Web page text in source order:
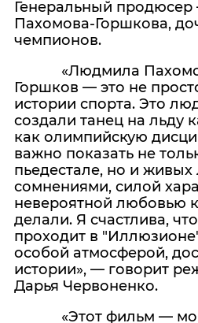
Генеральный
Пахомова-Горшкова,
чемпионов.
«Людмила
Горшков — это не
истории спорта. Это
создали танец на льду
как олимпийскую
важно показать не
пьедестале, но и
сомнениями, силой
невероятной любовью
делали. Я счастлива,
проходит в
особой атмосферой,
истории», — говорит
Дарья Червоненко.
«Этот фильм — моя